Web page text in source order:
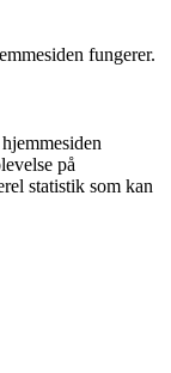
fungerer.
på
statistik som kan